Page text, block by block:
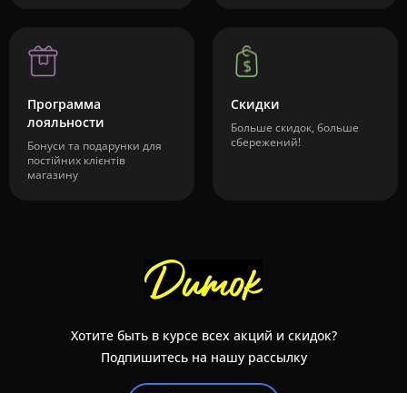
Программа
лояльности
Бонуси та подарунки для
постійних клієнтів
магазину
Скидки
Больше скидок, больше
сбережений!
Хотите быть в курсе всех акций и скидок?
Подпишитесь на нашу рассылку